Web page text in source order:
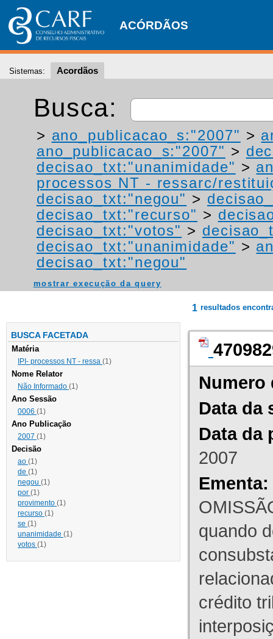
ACÓRDÃOS
Sistemas: Acordãos
Busca:
> ano_publicacao_s:"2007" >
ano_publicacao_s:"2007" >
decisao_txt:"unanimidade" >
processos NT - ressarc/
decisao_txt:"negou" >
decisao_txt:"recurso" >
decisao_txt:"votos" >
decisao_txt:"unanimidade" >
decisao_txt:"negou"
mostrar execução da query
BUSCA FACETADA
Matéria
IPI- processos NT - ressa (1)
Nome Relator
Não Informado (1)
Ano Sessão
0006 (1)
Ano Publicação
2007 (1)
Decisão
ao (1)
de (1)
negou (1)
por (1)
provimento (1)
recurso (1)
se (1)
unanimidade (1)
votos (1)
1 resultados
Numero
Data da
Data da
2007
Ementa:
quando
crédito